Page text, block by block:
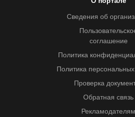
Сведения об
соглашение
Политика
Политика
Проверка
Обратная связь
Рекламодателям